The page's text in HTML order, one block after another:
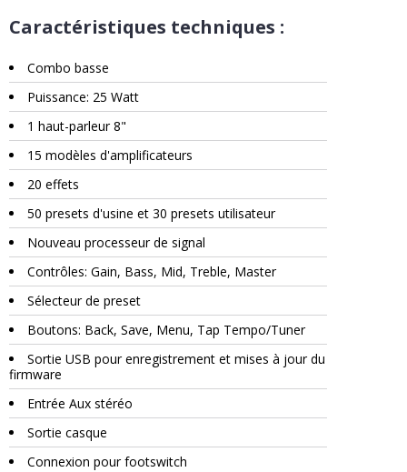
Caractéristiques techniques :
Combo basse
Puissance: 25 Watt
1 haut-parleur 8"
15 modèles d'amplificateurs
20 effets
50 presets d'usine et 30 presets utilisateur
Nouveau processeur de signal
Contrôles: Gain, Bass, Mid, Treble, Master
Sélecteur de preset
Boutons: Back, Save, Menu, Tap Tempo/Tuner
Sortie USB pour enregistrement et mises à jour du
firmware
Entrée Aux stéréo
Sortie casque
Connexion pour footswitch